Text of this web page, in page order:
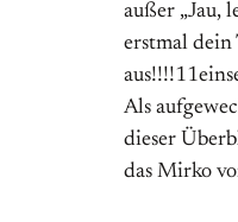
außer „Jau,
erstmal dein
Als
dieser
das Mirko